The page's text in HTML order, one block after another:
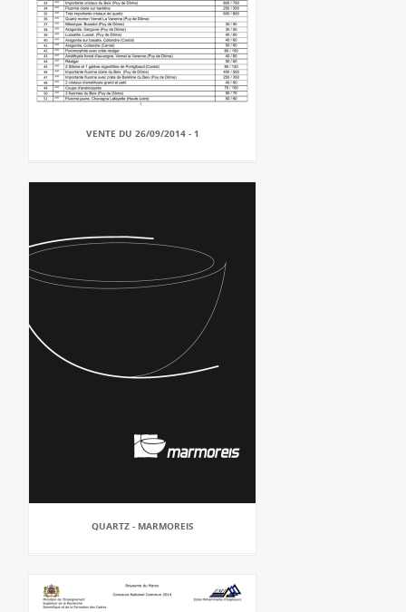
VENTE DU 26/09/2014 - 1
QUARTZ - MARMOREIS